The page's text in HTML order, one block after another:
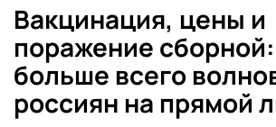
Вакцинация, цены и
поражение
больше всего
россиян на прямой